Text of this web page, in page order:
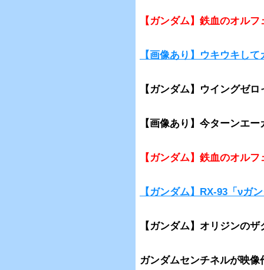
【ガンダム】鉄血のオル
【画像あり】ウキウキし
【ガンダム】ウイングゼ
【画像あり】今ターンエ
【ガンダム】鉄血のオル
【ガンダム】RX-93「νガ
【ガンダム】オリジンの
ガンダムセンチネルが映